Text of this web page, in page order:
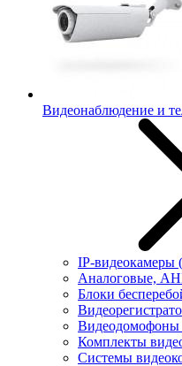
Видеонаблюдение и
IP-видеокамеры
Аналоговые,
Блоки
Видеодомофоны
Комплекты
Системы